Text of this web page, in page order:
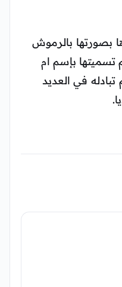
بصورتها بالرموش
تسميتها بإسم ام
في العديد